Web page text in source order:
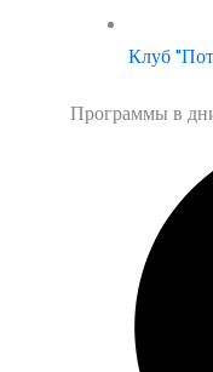
Клуб
Программы в